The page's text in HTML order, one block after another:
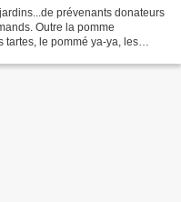
prévenants donateurs
Outre la pomme
tartes, le pommé ya-ya, les